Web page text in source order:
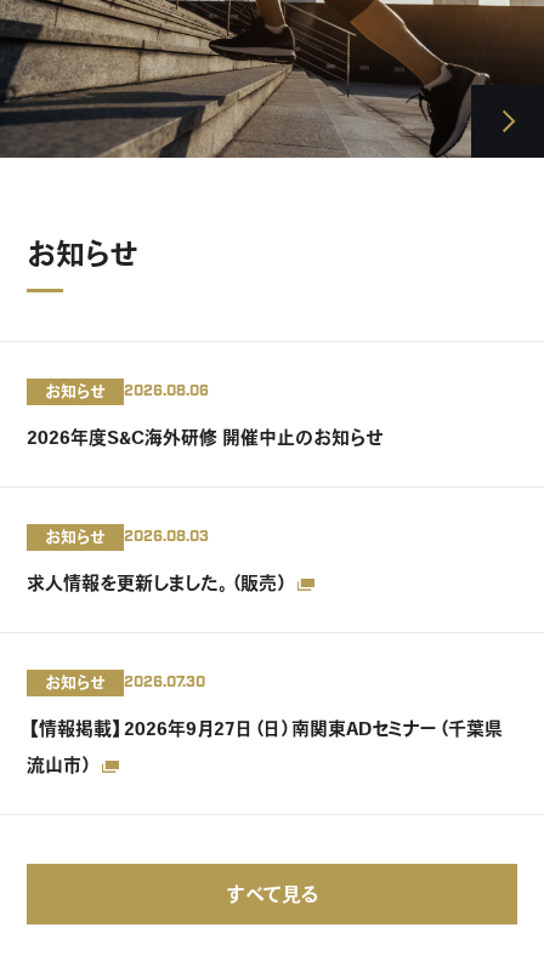
お知らせ
お知らせ 2026.08.06
2026年度S&C海外研修 開催中止のお知らせ
お知らせ 2026.08.03
求人情報を更新しました。（販売）
お知らせ 2026.07.30
【情報掲載】2026年9月27日（日）南関東ADセミナー（千葉県
流山市）
すべて見る